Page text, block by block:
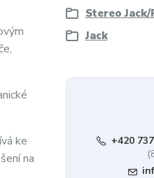
ke
na
Stereo Jack/
Jack
+420